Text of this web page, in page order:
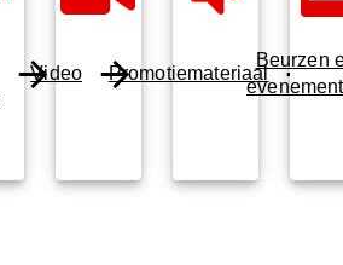
Video Promotiemateriaal
Beurzen